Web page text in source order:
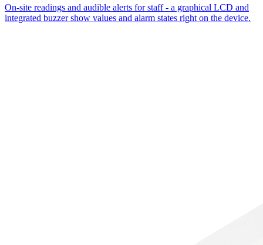
On-site readings and audible alerts for staff - a graphical LCD and
integrated buzzer show values and alarm states right on the device.